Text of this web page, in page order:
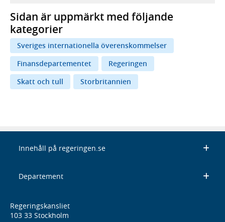
Sidan är uppmärkt med följande
kategorier
Sveriges internationella överenskommelser
Finansdepartementet
Regeringen
Skatt och tull
Storbritannien
Innehåll på regeringen.se
Departement
Regeringskansliet
103 33 Stockholm